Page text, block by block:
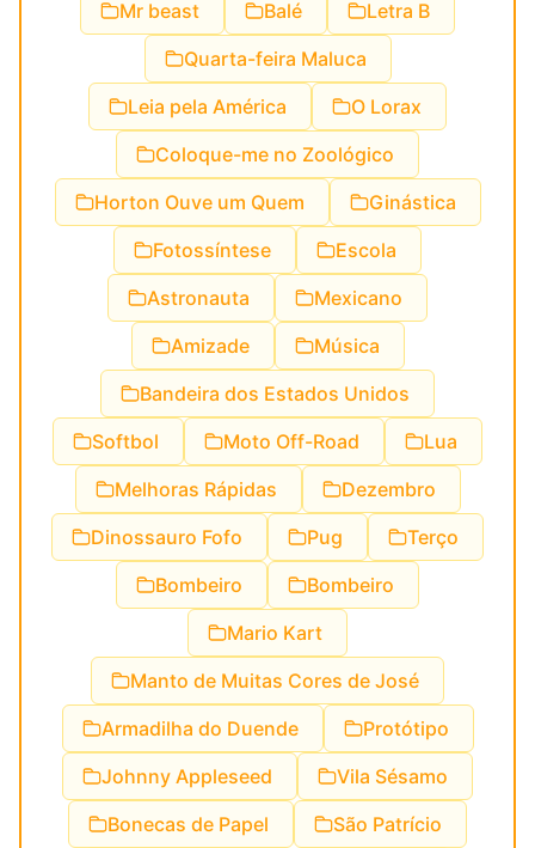
Mr beast
Balé
Letra B
Quarta-feira Maluca
Leia pela América
O Lorax
Coloque-me no Zoológico
Horton Ouve um Quem
Ginástica
Fotossíntese
Escola
Astronauta
Mexicano
Amizade
Música
Bandeira dos Estados Unidos
Softbol
Moto Off-Road
Lua
Melhoras Rápidas
Dezembro
Dinossauro Fofo
Pug
Terço
Bombeiro
Bombeiro
Mario Kart
Manto de Muitas Cores de José
Armadilha do Duende
Protótipo
Johnny Appleseed
Vila Sésamo
Bonecas de Papel
São Patrício